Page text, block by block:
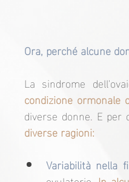
Ora, perché alcune
La sindrome
condizione ormonale
diverse donne. E per
diverse ragioni:
Variabilità nella